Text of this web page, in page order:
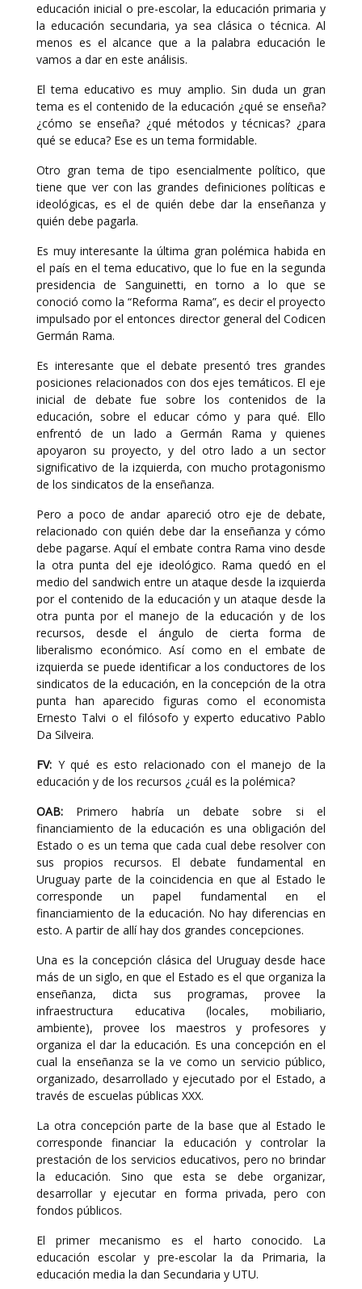
educación inicial o pre-escolar, la educación primaria y
la educación secundaria, ya sea clásica o técnica. Al
menos es el alcance que a la palabra educación le
vamos a dar en este análisis.
El tema educativo es muy amplio. Sin duda un gran
tema es el contenido de la educación ¿qué se enseña?
¿cómo se enseña? ¿qué métodos y técnicas? ¿para
qué se educa? Ese es un tema formidable.
Otro gran tema de tipo esencialmente político, que
tiene que ver con las grandes definiciones políticas e
ideológicas, es el de quién debe dar la enseñanza y
quién debe pagarla.
Es muy interesante la última gran polémica habida en
el país en el tema educativo, que lo fue en la segunda
presidencia de Sanguinetti, en torno a lo que se
conoció como la “Reforma Rama”, es decir el proyecto
impulsado por el entonces director general del Codicen
Germán Rama.
Es interesante que el debate presentó tres grandes
posiciones relacionados con dos ejes temáticos. El eje
inicial de debate fue sobre los contenidos de la
educación, sobre el educar cómo y para qué. Ello
enfrentó de un lado a Germán Rama y quienes
apoyaron su proyecto, y del otro lado a un sector
significativo de la izquierda, con mucho protagonismo
de los sindicatos de la enseñanza.
Pero a poco de andar apareció otro eje de debate,
relacionado con quién debe dar la enseñanza y cómo
debe pagarse. Aquí el embate contra Rama vino desde
la otra punta del eje ideológico. Rama quedó en el
medio del sandwich entre un ataque desde la izquierda
por el contenido de la educación y un ataque desde la
otra punta por el manejo de la educación y de los
recursos, desde el ángulo de cierta forma de
liberalismo económico. Así como en el embate de
izquierda se puede identificar a los conductores de los
sindicatos de la educación, en la concepción de la otra
punta han aparecido figuras como el economista
Ernesto Talvi o el filósofo y experto educativo Pablo
Da Silveira.
FV: Y qué es esto relacionado con el manejo de la
educación y de los recursos ¿cuál es la polémica?
OAB: Primero habría un debate sobre si el
financiamiento de la educación es una obligación del
Estado o es un tema que cada cual debe resolver con
sus propios recursos. El debate fundamental en
Uruguay parte de la coincidencia en que al Estado le
corresponde un papel fundamental en el
financiamiento de la educación. No hay diferencias en
esto. A partir de allí hay dos grandes concepciones.
Una es la concepción clásica del Uruguay desde hace
más de un siglo, en que el Estado es el que organiza la
enseñanza, dicta sus programas, provee la
infraestructura educativa (locales, mobiliario,
ambiente), provee los maestros y profesores y
organiza el dar la educación. Es una concepción en el
cual la enseñanza se la ve como un servicio público,
organizado, desarrollado y ejecutado por el Estado, a
través de escuelas públicas XXX.
La otra concepción parte de la base que al Estado le
corresponde financiar la educación y controlar la
prestación de los servicios educativos, pero no brindar
la educación. Sino que esta se debe organizar,
desarrollar y ejecutar en forma privada, pero con
fondos públicos.
El primer mecanismo es el harto conocido. La
educación escolar y pre-escolar la da Primaria, la
educación media la dan Secundaria y UTU.